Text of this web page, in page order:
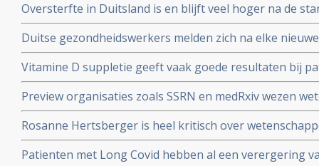
Oversterfte in Duitsland is en blijft veel hoger na de
peer reviewed studie en artsencollectief schrijft
Duitse gezondheidswerkers melden zich na elke
coronavirus - Covid-19 vaker ziek blijkt uit
en derde vaccinatierondes
Vitamine D suppletie geeft vaak goede resultaten bij
coronavirus - Covid-19 en al opgenomen in het
analyse zien van alle studies wereldwijd
Preview organisaties zoals SSRN en medRxiv wezen
onderzoek af als die afweken van Amerikaans
de maatregelen.
Rosanne Hertsberger is heel kritisch over
gemanipuleeerd zwegen over misvattingen tijdens de
Patienten met Long Covid hebben al een verergering